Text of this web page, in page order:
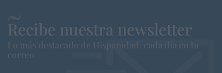
Recibe nuestra newsletter
Lo más destacado de Hispanidad, cada dia en tu
correo